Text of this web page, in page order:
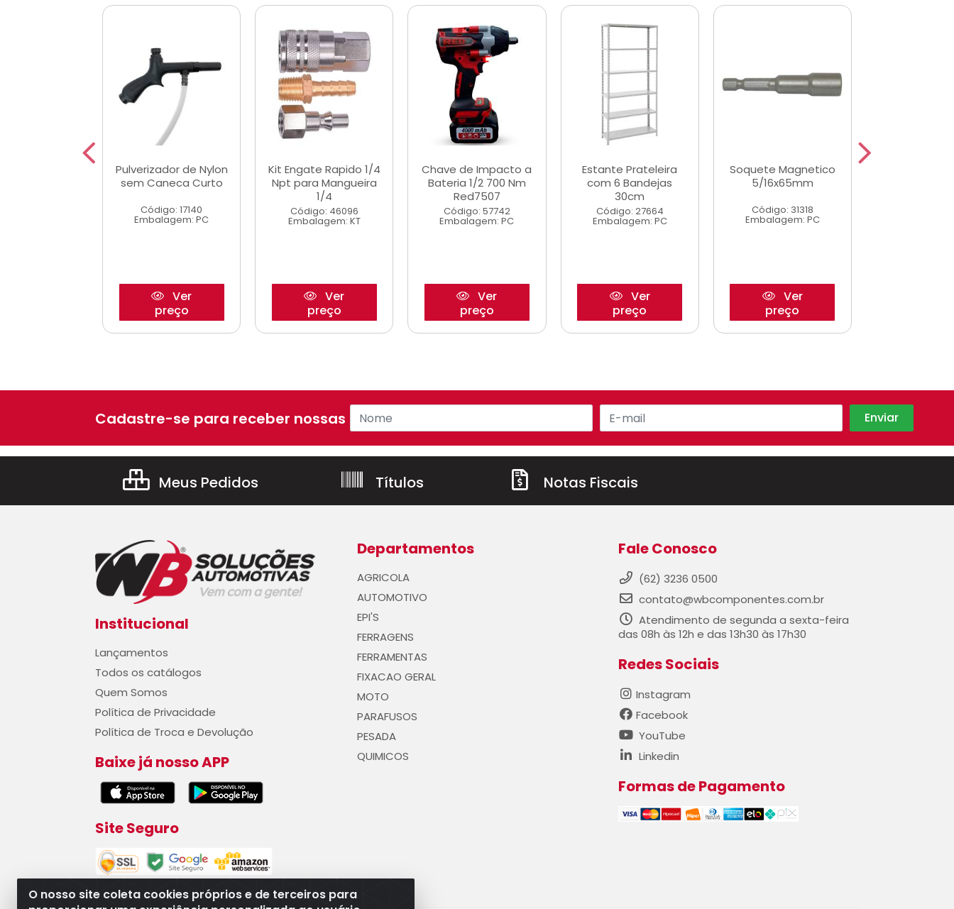
Pulverizador de Nylon
sem Caneca Curto
Código: 17140
Embalagem: PC
Ver
preço
Kit Engate Rapido 1/4
Npt para Mangueira
1/4
Código: 46096
Embalagem: KT
Ver
preço
Chave de Impacto a
Bateria 1/2 700 Nm
Red7507
Código: 57742
Embalagem: PC
Ver
preço
Estante Prateleira
com 6 Bandejas
30cm
Código: 27664
Embalagem: PC
Ver
preço
Soquete Magnetico
5/16x65mm
Código: 31318
Embalagem: PC
Ver
preço
O nosso site coleta cookies próprios e de terceiros para
Cadastre-se para receber nossas ofertas!
Meus Pedidos Títulos Notas Fiscais
Institucional
Lançamentos
Todos os catálogos
Quem Somos
Política de Privacidade
Política de Troca e Devolução
Baixe já nosso APP
Site Seguro
Departamentos
AGRICOLA
AUTOMOTIVO
EPI'S
FERRAGENS
FERRAMENTAS
FIXACAO GERAL
MOTO
PARAFUSOS
PESADA
QUIMICOS
Fale Conosco
(62) 3236 0500
contato@wbcomponentes.com.br
Atendimento de segunda a sexta-feira
das 08h às 12h e das 13h30 às 17h30
Redes Sociais
Instagram
Facebook
YouTube
Linkedin
Formas de Pagamento